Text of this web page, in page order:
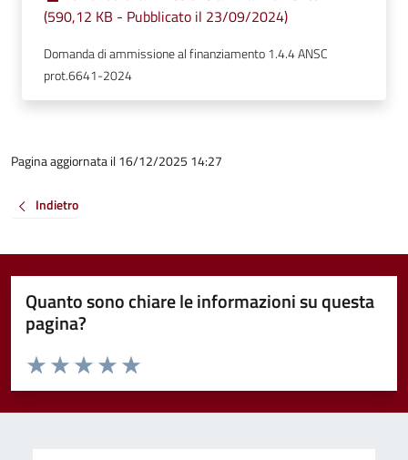
(590,12 KB - Pubblicato il 23/09/2024)
Domanda di ammissione al finanziamento 1.4.4 ANSC
prot.6641-2024
Pagina aggiornata il 16/12/2025 14:27
Indietro
Quanto sono chiare le informazioni su questa
pagina?
Valuta da 1 a 5 stelle la pagina
Valuta 5 stelle su 5
Valuta 4 stelle su 5
Valuta 3 stelle su 5
Valuta 2 stelle su 5
Valuta 1 stelle su 5